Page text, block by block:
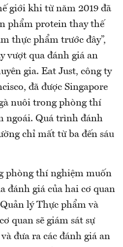
giới khi từ năm 2019 đã
phẩm protein thay thế
thực phẩm trước đây”,
vượt qua đánh giá an
gia. Eat Just, công ty
đã được Singapore
nuôi trong phòng thí
ngoái. Quá trình đánh
chỉ mất từ ​​ba đến sáu
phòng thí nghiệm muốn
đánh giá của hai cơ quan
lý Thực phẩm và
quan sẽ giám sát sự
đưa ra các đánh giá an